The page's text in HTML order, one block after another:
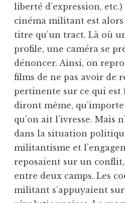
liberté d’expression,
cinéma militant est
titre qu’un tract. Là où
profile, une caméra se
dénoncer. Ainsi, on
films de ne pas avoir de
pertinente sur ce qui est
diront même,
qu’on ait l’ivresse. Mais
dans la situation
militantisme et
reposaient sur un
entre deux camps. Les
militant s’appuyaient sur